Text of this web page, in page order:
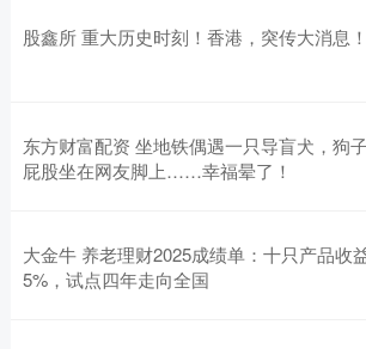
股鑫所 重大历史时刻！香港，突传大消息！
东方财富配资 坐地铁偶遇一只导盲犬，狗
屁股坐在网友脚上……幸福晕了！
大金牛 养老理财2025成绩单：十只产品收
5%，试点四年走向全国